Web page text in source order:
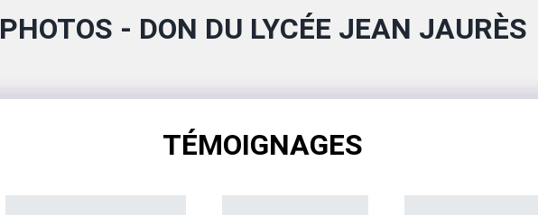
PHOTOS - DON DU LYCÉE JEAN JAURÈS
TÉMOIGNAGES